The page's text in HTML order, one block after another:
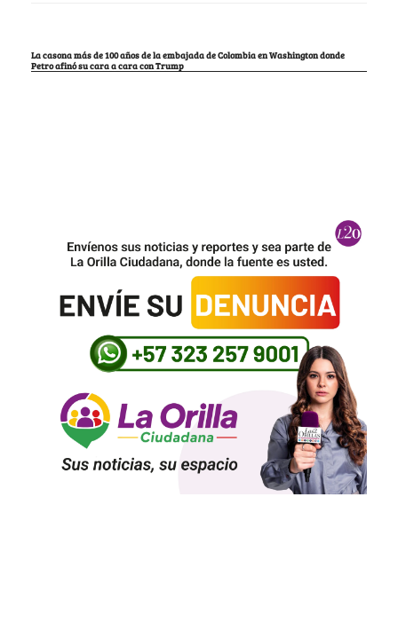
La casona más de 100 años de la embajada de Colombia en Washington donde
Petro afinó su cara a cara con Trump